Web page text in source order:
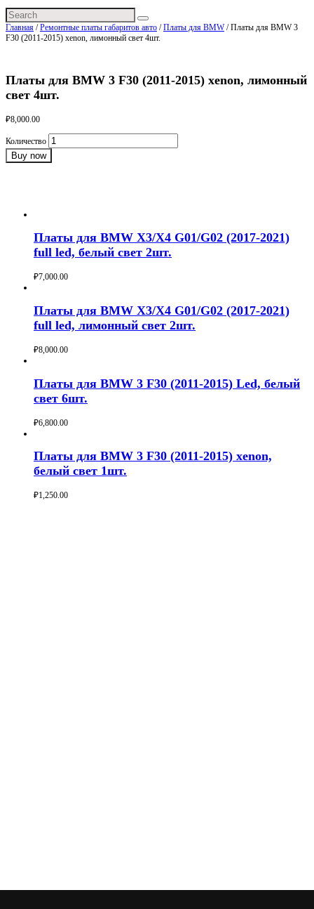
Главная /Ремонтные платы габаритов авто /Платы для BMW/ Платы для BMW 3
F30 (2011-2015) xenon, лимонный свет 4шт.
Платы для BMW 3 F30 (2011-2015) xenon, лимонный
свет 4шт.
₽8,000.00
Количество
Buy now
Платы для BMW X3/X4 G01/G02 (2017-2021)
full led, белый свет 2шт.
₽7,000.00
Платы для BMW X3/X4 G01/G02 (2017-2021)
full led, лимонный свет 2шт.
₽8,000.00
Платы для BMW 3 F30 (2011-2015) Led, белый
свет 6шт.
₽6,800.00
Платы для BMW 3 F30 (2011-2015) xenon,
белый свет 1шт.
₽1,250.00